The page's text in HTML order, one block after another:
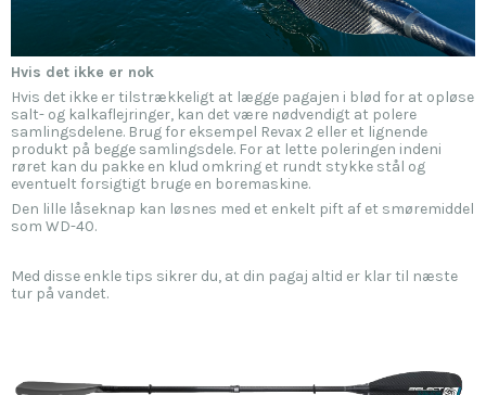
Hvis det ikke er nok
Hvis det ikke er tilstrækkeligt at lægge pagajen i blød for at opløse
salt- og kalkaflejringer, kan det være nødvendigt at polere
samlingsdelene. Brug for eksempel Revax 2 eller et lignende
produkt på begge samlingsdele. For at lette poleringen indeni
røret kan du pakke en klud omkring et rundt stykke stål og
eventuelt forsigtigt bruge en boremaskine.
Den lille låseknap kan løsnes med et enkelt pift af et smøremiddel
som WD-40.
Med disse enkle tips sikrer du, at din pagaj altid er klar til næste
tur på vandet.